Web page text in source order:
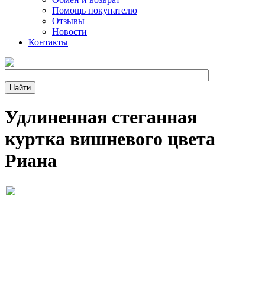
Помощь покупателю
Отзывы
Новости
Контакты
Удлиненная стеганная
куртка вишневого цвета
Риана